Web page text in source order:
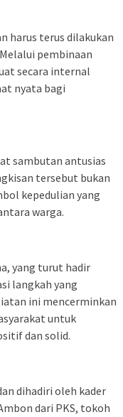
harus terus dilakukan
pembinaan
secara internal
nyata bagi
sambutan antusias
tersebut bukan
kepedulian yang
warga.
yang turut hadir
langkah yang
ini mencerminkan
untuk
dan solid.
dihadiri oleh kader
dari PKS, tokoh